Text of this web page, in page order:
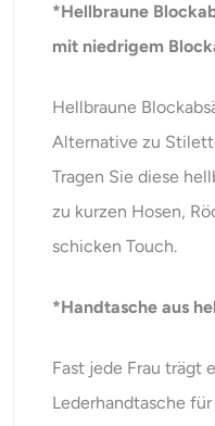
*Hellbraune
mit niedrigem
Hellbraune
Alternative zu
Tragen Sie diese
zu kurzen Hosen,
schicken Touch.
*Handtasche aus
Fast jede Frau trägt
Lederhandtasche